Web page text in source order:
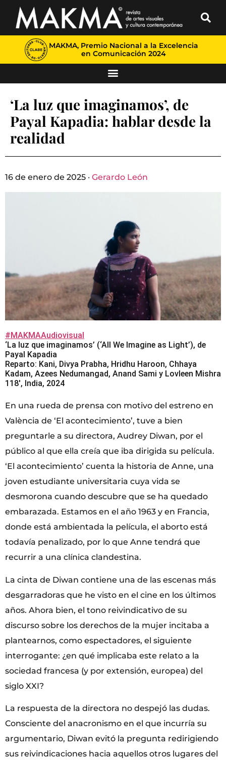
MAKMA, Premio Nacional a la Excelencia
en Comunicación 2024
‘La luz que imaginamos’, de
Payal Kapadia: hablar desde la
realidad
16 de enero de 2025 · Gerardo León
#MAKMAAudiovisual
‘La luz que imaginamos’ (‘All We Imagine as Light’), de
Payal Kapadia
Reparto: Kani, Divya Prabha, Hridhu Haroon, Chhaya
Kadam, Azees Nedumangad, Anand Sami y Lovleen Mishra
118′, India, 2024
En una rueda de prensa con motivo del estreno en
València de ‘El acontecimiento’, tuve a bien
preguntarle a su directora, Audrey Diwan, por el
público al que ella creía que iba dirigida su película.
‘El acontecimiento’ cuenta la historia de Anne, una
joven estudiante universitaria cuya vida se
desmorona cuando descubre que se ha quedado
embarazada. Estamos en el año 1963 y en Francia,
donde está ambientada la película, el aborto está
todavía penalizado, por lo que Anne tendrá que
recurrir a una clínica clandestina.
La cinta de Diwan contiene una de las escenas más
desgarradoras que he visto en el cine en los últimos
años. Ahora bien, el tono reivindicativo de su
discurso sobre los derechos de la mujer incitaba a
plantearnos, como espectadores, el siguiente
interrogante: ¿en qué implicaba este relato a la
sociedad francesa (y por extensión, europea) del
siglo XXI?
La respuesta de la directora no despejó las dudas.
Consciente del anacronismo en el que incurría su
argumentario, Diwan evitó la pregunta redirigiendo
sus reivindicaciones hacia aquellos otros lugares del